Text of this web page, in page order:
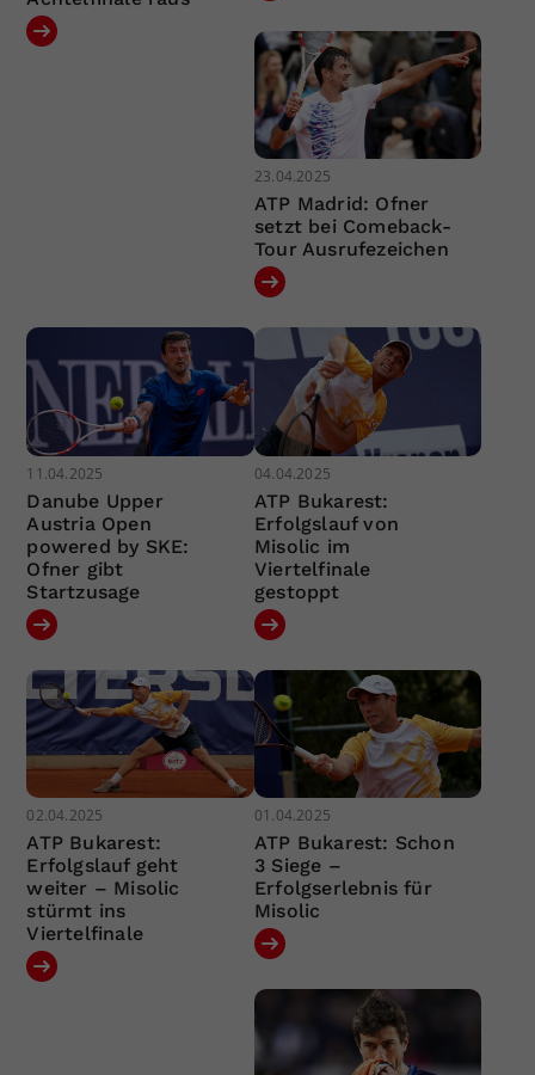
23.04.2025
ATP Madrid: Ofner
setzt bei Comeback-
Tour Ausrufezeichen
11.04.2025
Danube Upper
Austria Open
powered by SKE:
Ofner gibt
Startzusage
04.04.2025
ATP Bukarest:
Erfolgslauf von
Misolic im
Viertelfinale
gestoppt
02.04.2025
ATP Bukarest:
Erfolgslauf geht
weiter – Misolic
stürmt ins
Viertelfinale
01.04.2025
ATP Bukarest: Schon
3 Siege –
Erfolgserlebnis für
Misolic